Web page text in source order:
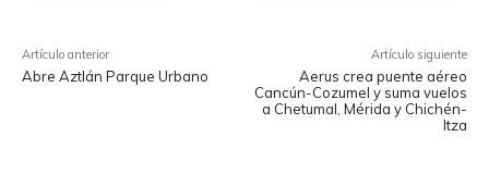
Artículo anterior
Abre Aztlán Parque Urbano
Artículo siguiente
Aerus crea puente aéreo
Cancún-Cozumel y suma vuelos
a Chetumal, Mérida y Chichén-
Itza